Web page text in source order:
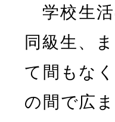
学校生活
同級生、
て間もな
の間で広